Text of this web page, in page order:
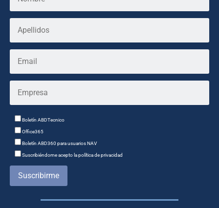
Boletín ABDTecnico
Office365
Boletín ABD360 para usuarios NAV
Suscribiéndome acepto la política de privacidad
Suscribirme